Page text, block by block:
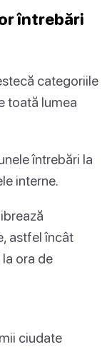
întrebări
categoriile
toată lumea
întrebări la
interne.
astfel încât
ora de
ciudate